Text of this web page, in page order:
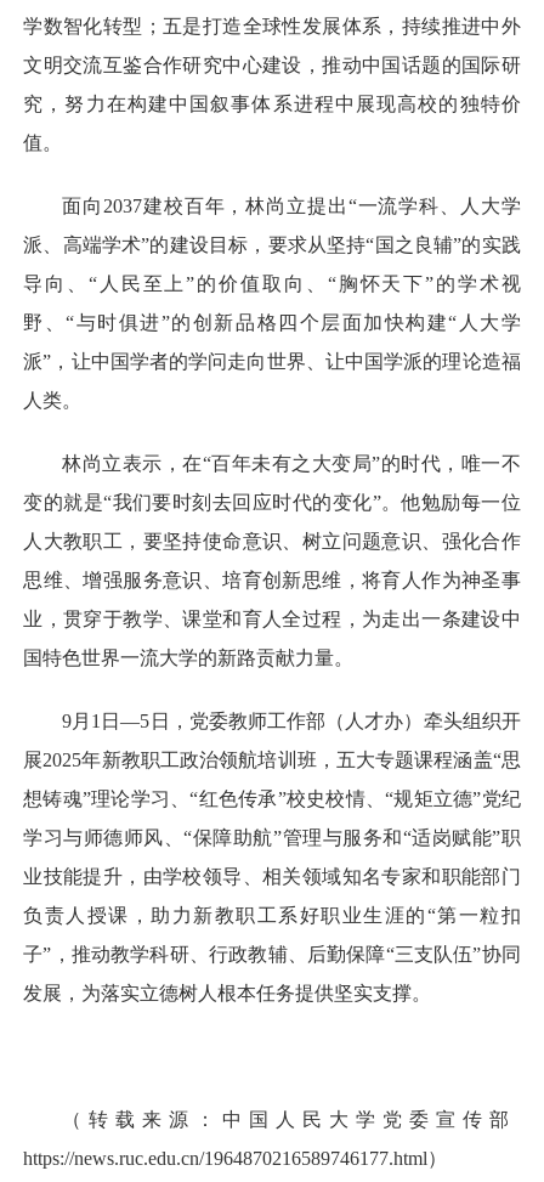
学数智化转型；五是打造全球性发展体系，持续推进中外
文明交流互鉴合作研究中心建设，推动中国话题的国际研
究，努力在构建中国叙事体系进程中展现高校的独特价
值。
面向2037建校百年，林尚立提出“一流学科、人大学
派、高端学术”的建设目标，要求从坚持“国之良辅”的实践
导向、“人民至上”的价值取向、“胸怀天下”的学术视
野、“与时俱进”的创新品格四个层面加快构建“人大学
派”，让中国学者的学问走向世界、让中国学派的理论造福
人类。
林尚立表示，在“百年未有之大变局”的时代，唯一不
变的就是“我们要时刻去回应时代的变化”。他勉励每一位
人大教职工，要坚持使命意识、树立问题意识、强化合作
思维、增强服务意识、培育创新思维，将育人作为神圣事
业，贯穿于教学、课堂和育人全过程，为走出一条建设中
国特色世界一流大学的新路贡献力量。
9月1日—5日，党委教师工作部（人才办）牵头组织开
展2025年新教职工政治领航培训班，五大专题课程涵盖“思
想铸魂”理论学习、“红色传承”校史校情、“规矩立德”党纪
学习与师德师风、“保障助航”管理与服务和“适岗赋能”职
业技能提升，由学校领导、相关领域知名专家和职能部门
负责人授课，助力新教职工系好职业生涯的“第一粒扣
子”，推动教学科研、行政教辅、后勤保障“三支队伍”协同
发展，为落实立德树人根本任务提供坚实支撑。
（转载来源：中国人民大学党委宣传部
https://news.ruc.edu.cn/1964870216589746177.html）